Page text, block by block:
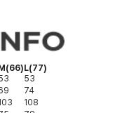
M(66) L(77)
53
74
108